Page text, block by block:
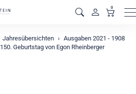
0
Jahresübersichten
Ausgaben 2021 - 1908
150. Geburtstag von Egon Rheinberger